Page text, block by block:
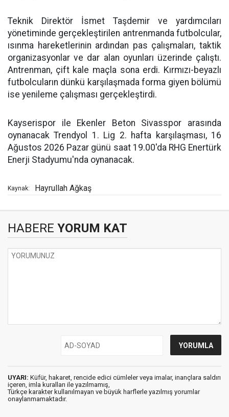
Teknik Direktör İsmet Taşdemir ve yardımcıları
yönetiminde gerçekleştirilen antrenmanda futbolcular,
ısınma hareketlerinin ardından pas çalışmaları, taktik
organizasyonlar ve dar alan oyunları üzerinde çalıştı.
Antrenman, çift kale maçla sona erdi. Kırmızı-beyazlı
futbolcuların dünkü karşılaşmada forma giyen bölümü
ise yenileme çalışması gerçekleştirdi.
Kayserispor ile Ekenler Beton Sivasspor arasında
oynanacak Trendyol 1. Lig 2. hafta karşılaşması, 16
Ağustos 2026 Pazar günü saat 19.00'da RHG Enertürk
Enerji Stadyumu'nda oynanacak.
Kaynak: Hayrullah Ağkaş
HABERE YORUM KAT
UYARI: Küfür, hakaret, rencide edici cümleler veya imalar, inançlara saldırı
içeren, imla kuralları ile yazılmamış,
Türkçe karakter kullanılmayan ve büyük harflerle yazılmış yorumlar
onaylanmamaktadır.